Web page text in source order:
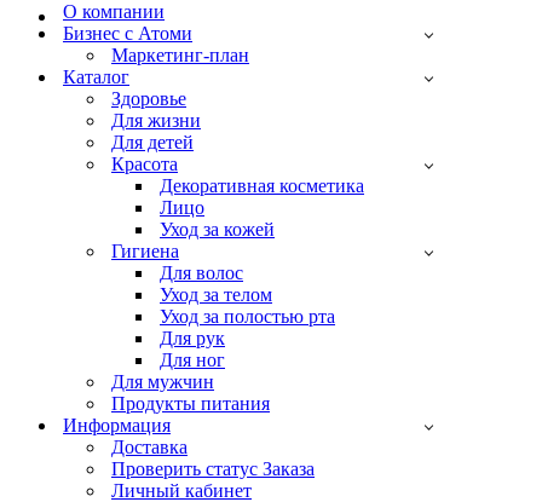
О компании
Бизнес с Атоми
Маркетинг-план
Каталог
Здоровье
Для жизни
Для детей
Красота
Декоративная косметика
Лицо
Уход за кожей
Гигиена
Для волос
Уход за телом
Уход за полостью рта
Для рук
Для ног
Для мужчин
Продукты питания
Информация
Доставка
Проверить статус Заказа
Личный кабинет